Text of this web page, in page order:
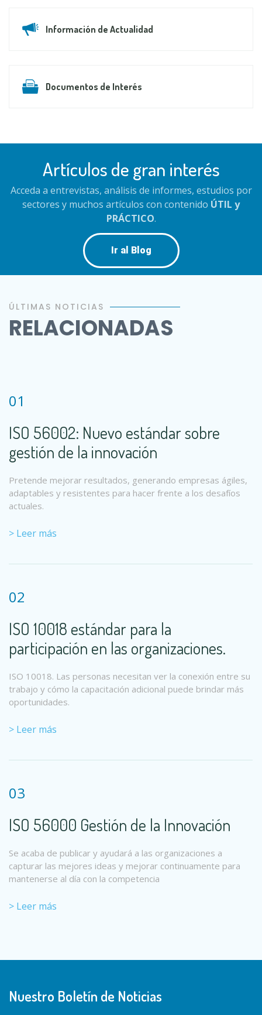
Información de Actualidad
Documentos de Interés
Artículos de gran interés
Acceda a entrevistas, análisis de informes, estudios por
sectores y muchos artículos con contenido ÚTIL y
PRÁCTICO.
Ir al Blog
ÚLTIMAS NOTICIAS
RELACIONADAS
01
ISO 56002: Nuevo estándar sobre
gestión de la innovación
Pretende mejorar resultados, generando empresas ágiles,
adaptables y resistentes para hacer frente a los desafíos
actuales.
> Leer más
02
ISO 10018 estándar para la
participación en las organizaciones.
ISO 10018. Las personas necesitan ver la conexión entre su
trabajo y cómo la capacitación adicional puede brindar más
oportunidades.
> Leer más
03
ISO 56000 Gestión de la Innovación
Se acaba de publicar y ayudará a las organizaciones a
capturar las mejores ideas y mejorar continuamente para
mantenerse al día con la competencia
> Leer más
Nuestro Boletín de Noticias